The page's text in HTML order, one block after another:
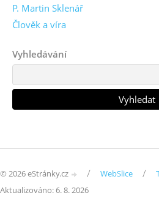
P. Martin Sklenář
Člověk a víra
Vyhledávání
© 2026 eStránky.cz / WebSlice /
Aktualizováno: 6. 8. 2026